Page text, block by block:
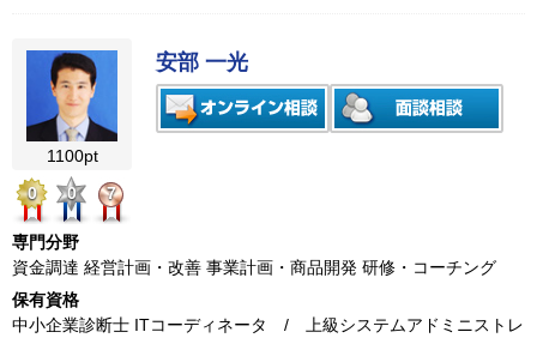
1100pt
0
0 7
安部 一光
専門分野
資金調達 経営計画・改善 事業計画・商品開発 研修・コーチング
保有資格
中小企業診断士 ITコーディネータ / 上級システムアドミニストレ